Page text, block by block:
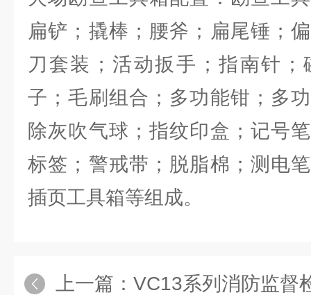
扁铲；撬棒；腰斧；扁尾锤；
刀套装；活动扳手；指南针
子；毛刷组合；多功能钳；多
除灰吹气球；指纹印盒；记号
标签；警戒带；脱脂棉；测电
插页工具箱等组成。
上一篇： VC13系列消防监督检查.火